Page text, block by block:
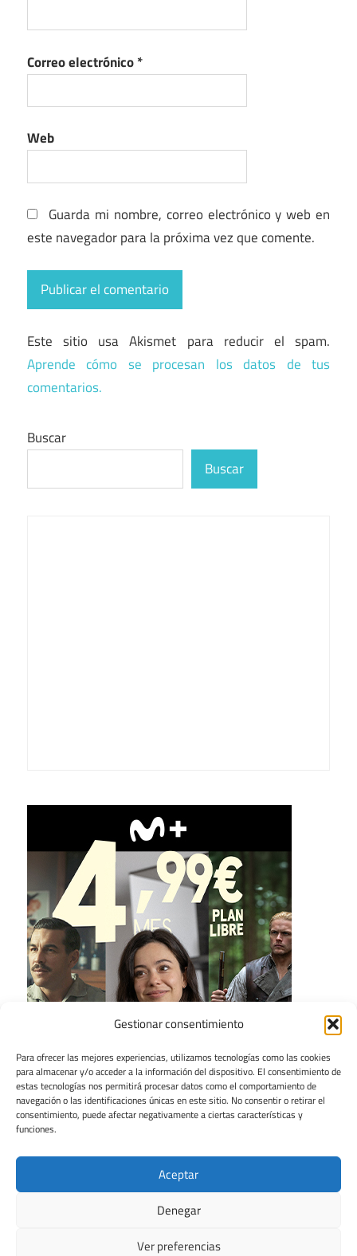
Gestionar consentimiento
Para ofrecer las mejores experiencias, utilizamos tecnologías como las cookies
para almacenar y/o acceder a la información del dispositivo. El consentimiento de
estas tecnologías nos permitirá procesar datos como el comportamiento de
navegación o las identificaciones únicas en este sitio. No consentir o retirar el
consentimiento, puede afectar negativamente a ciertas características y
funciones.
Aceptar
Denegar
Ver preferencias
Correo electrónico*
Web
Guarda mi nombre, correo electrónico y web en
este navegador para la próxima vez que comente.
Este sitio usa Akismet para reducir el spam.
Aprende cómo se procesan los datos de tus
comentarios.
Buscar
Buscar